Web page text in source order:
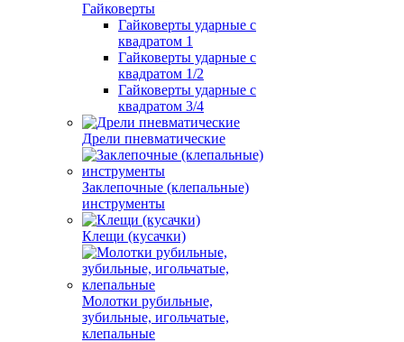
Гайковерты
Гайковерты ударные с
квадратом 1
Гайковерты ударные с
квадратом 1/2
Гайковерты ударные с
квадратом 3/4
Дрели пневматические
Заклепочные (клепальные)
инструменты
Клещи (кусачки)
Молотки рубильные,
зубильные, игольчатые,
клепальные